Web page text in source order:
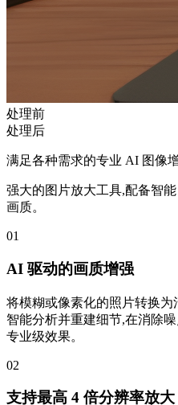
处理前
处理后
满足各种需求的专业 AI 图像
强大的图片放大工具,配备智
画质。
01
AI 驱动的画质增强
将模糊或像素化的照片转换
智能分析并重建细节,在消除
专业级效果。
02
支持最高 4 倍分辨率放大